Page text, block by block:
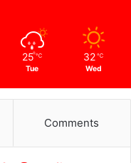
25 ℃
Tue
32 ℃
Wed
Comments